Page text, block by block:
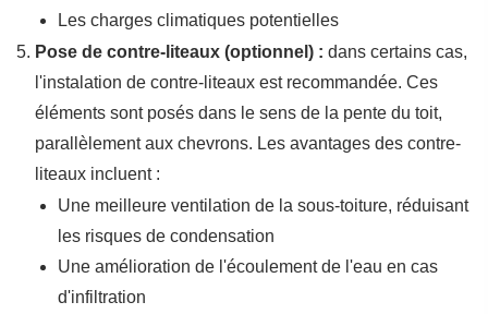
Les charges climatiques potentielles
Pose de contre-liteaux (optionnel) : dans certains cas,
l'instalation de contre-liteaux est recommandée. Ces
éléments sont posés dans le sens de la pente du toit,
parallèlement aux chevrons. Les avantages des contre-
liteaux incluent :
Une meilleure ventilation de la sous-toiture, réduisant
les risques de condensation
Une amélioration de l'écoulement de l'eau en cas
d'infiltration